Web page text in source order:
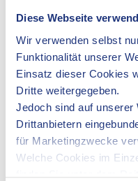
Diese Webseite
Wir verwenden selbst
Funktionalität unserer
Einsatz dieser Cookies
Dritte weitergegeben.
Jedoch sind auf unserer
Drittanbietern
für Marketingzwecke
Welche Cookies im
finden Sie unter dem
Netzwerke;
Informationen über
Fördermaßnahmen
Beratung und
Informationen durch
Koordinierung von
Rahmen
- der EU-
- von LEADER